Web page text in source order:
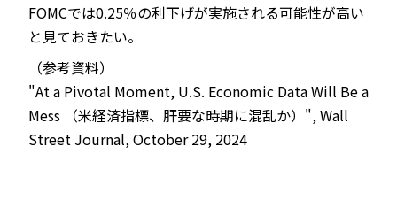
FOMCでは0.25％の利下げが実施される可能性が高い
と見ておきたい。
（参考資料）
"At a Pivotal Moment, U.S. Economic Data Will Be a
Mess （米経済指標、肝要な時期に混乱か）", Wall
Street Journal, October 29, 2024